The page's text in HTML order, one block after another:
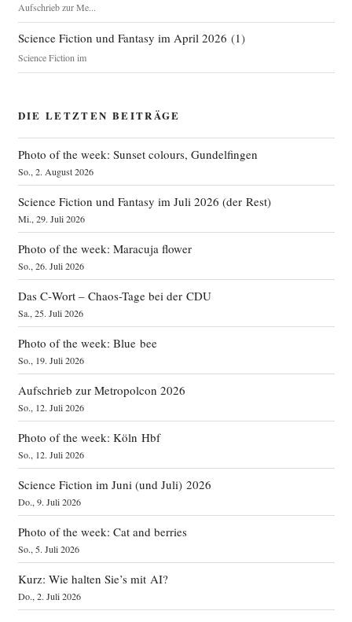
Aufschrieb zur Me...
Science Fiction und Fantasy im April 2026 (1)
Science Fiction im
DIE LETZTEN BEITRÄGE
Photo of the week: Sunset colours, Gundelfingen
So., 2. August 2026
Science Fiction und Fantasy im Juli 2026 (der Rest)
Mi., 29. Juli 2026
Photo of the week: Maracuja flower
So., 26. Juli 2026
Das C‑Wort – Chaos-Tage bei der CDU
Sa., 25. Juli 2026
Photo of the week: Blue bee
So., 19. Juli 2026
Aufschrieb zur Metropolcon 2026
So., 12. Juli 2026
Photo of the week: Köln Hbf
So., 12. Juli 2026
Science Fiction im Juni (und Juli) 2026
Do., 9. Juli 2026
Photo of the week: Cat and berries
So., 5. Juli 2026
Kurz: Wie halten Sie’s mit AI?
Do., 2. Juli 2026